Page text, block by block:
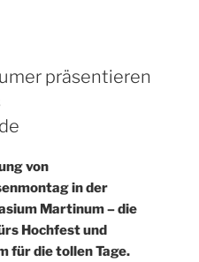
präsentieren
von
in der
Martinum – die
Hochfest und
für die tollen Tage.